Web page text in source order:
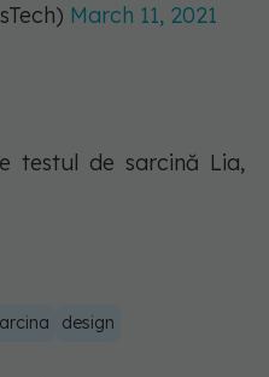
March 11, 2021
testul de sarcină Lia,
design